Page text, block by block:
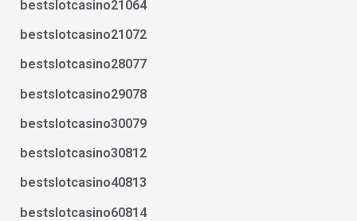
bestslotcasino21064
bestslotcasino21072
bestslotcasino28077
bestslotcasino29078
bestslotcasino30079
bestslotcasino30812
bestslotcasino40813
bestslotcasino60814